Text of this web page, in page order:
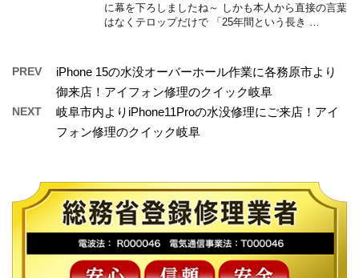
に幕を下ろしましたね～ しかも本人から直接の言葉
はなくテロップだけで 「25年間という長き …
PREV
iPhone 15の水没オーバーホール作業に各務原市より
御来店！アイフォン修理のクイック岐阜
NEXT
岐阜市内よりiPhone11Proの水没修理にご来店！アイ
フォン修理のクイック岐阜